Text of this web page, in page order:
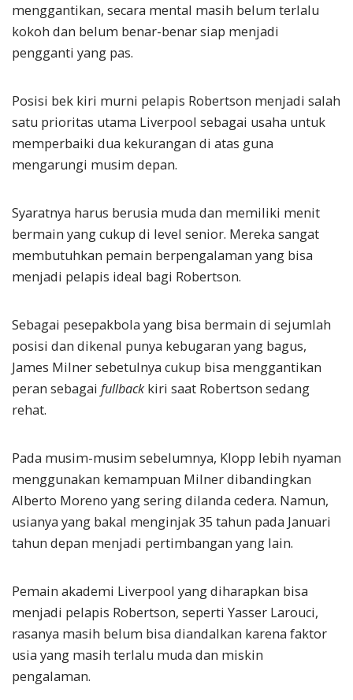
menggantikan, secara mental masih belum terlalu
kokoh dan belum benar-benar siap menjadi
pengganti yang pas.
Posisi bek kiri murni pelapis Robertson menjadi salah
satu prioritas utama Liverpool sebagai usaha untuk
memperbaiki dua kekurangan di atas guna
mengarungi musim depan.
Syaratnya harus berusia muda dan memiliki menit
bermain yang cukup di level senior. Mereka sangat
membutuhkan pemain berpengalaman yang bisa
menjadi pelapis ideal bagi Robertson.
Sebagai pesepakbola yang bisa bermain di sejumlah
posisi dan dikenal punya kebugaran yang bagus,
James Milner sebetulnya cukup bisa menggantikan
peran sebagai fullbackkiri saat Robertson sedang
rehat.
Pada musim-musim sebelumnya, Klopp lebih nyaman
menggunakan kemampuan Milner dibandingkan
Alberto Moreno yang sering dilanda cedera. Namun,
usianya yang bakal menginjak 35 tahun pada Januari
tahun depan menjadi pertimbangan yang lain.
Pemain akademi Liverpool yang diharapkan bisa
menjadi pelapis Robertson, seperti Yasser Larouci,
rasanya masih belum bisa diandalkan karena faktor
usia yang masih terlalu muda dan miskin
pengalaman.